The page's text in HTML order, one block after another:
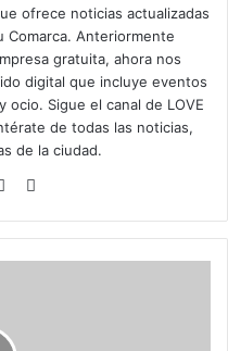
ofrece noticias actualizadas
Comarca. Anteriormente
gratuita, ahora nos
digital que incluye eventos
ocio. Sigue el canal de LOVE
de todas las noticias,
de la ciudad.
X
ra
m